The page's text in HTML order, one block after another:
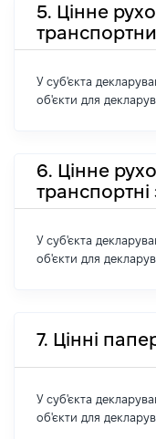
5. Цінне
У суб'єкта
об'єкти для
6. Цінне
транспортні
У суб'єкта
об'єкти для
7. Цінні
У суб'єкта
об'єкти для